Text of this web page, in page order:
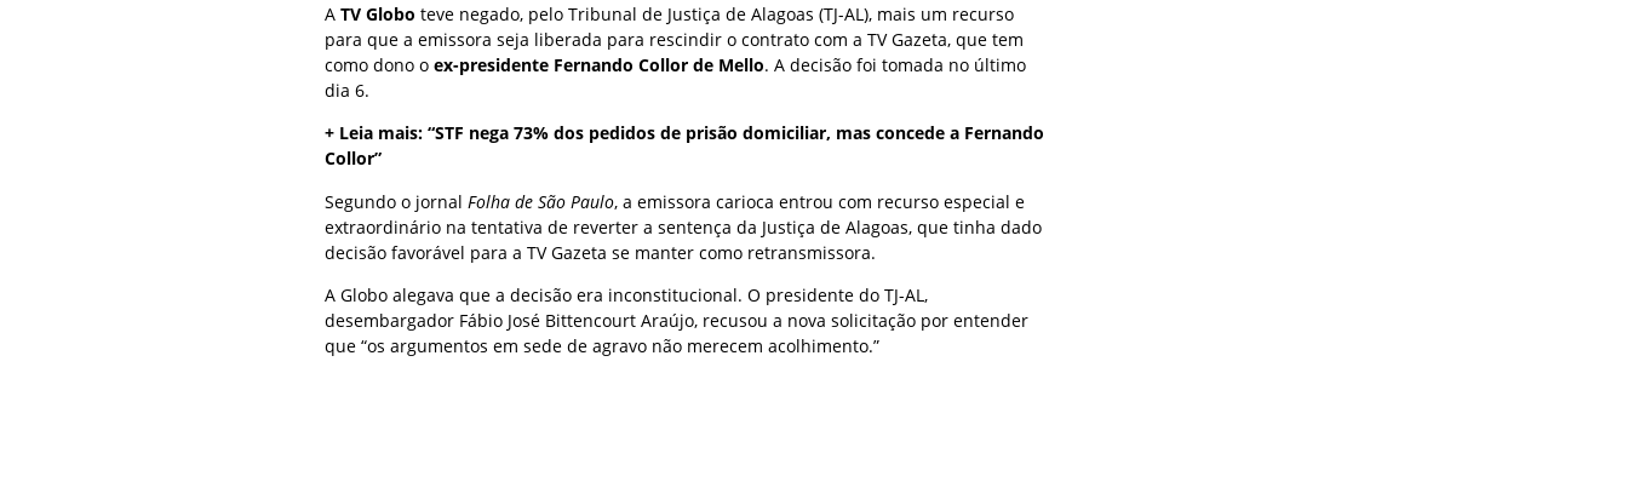
A TV Globo teve negado, pelo Tribunal de Justiça de Alagoas (TJ-AL), mais um recurso
para que a emissora seja liberada para rescindir o contrato com a TV Gazeta, que tem
como dono o ex-presidente Fernando Collor de Mello. A decisão foi tomada no último
dia 6.
+ Leia mais: “STF nega 73% dos pedidos de prisão domiciliar, mas concede a Fernando
Collor”
Segundo o jornal Folha de São Paulo, a emissora carioca entrou com recurso especial e
extraordinário na tentativa de reverter a sentença da Justiça de Alagoas, que tinha dado
decisão favorável para a TV Gazeta se manter como retransmissora.
A Globo alegava que a decisão era inconstitucional. O presidente do TJ-AL,
desembargador Fábio José Bittencourt Araújo, recusou a nova solicitação por entender
que “os argumentos em sede de agravo não merecem acolhimento.”